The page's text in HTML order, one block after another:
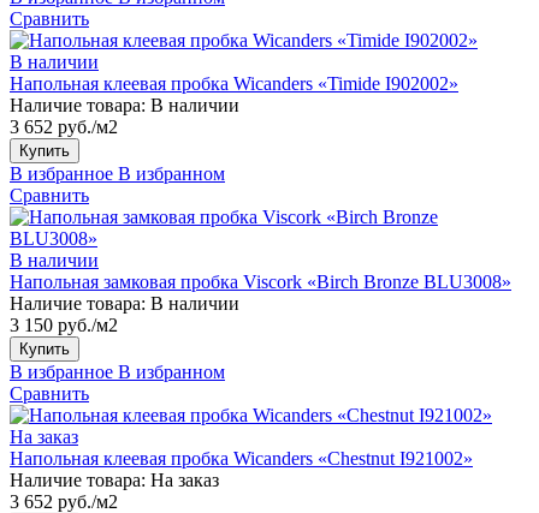
Сравнить
В наличии
Напольная клеевая пробка Wicanders «Timide I902002»
Наличие товара: В наличии
3 652 руб./м2
Купить
В избранное В избранном
Сравнить
В наличии
Напольная замковая пробка Viscork «Birch Bronze BLU3008»
Наличие товара: В наличии
3 150 руб./м2
Купить
В избранное В избранном
Сравнить
На заказ
Напольная клеевая пробка Wicanders «Chestnut I921002»
Наличие товара: На заказ
3 652 руб./м2